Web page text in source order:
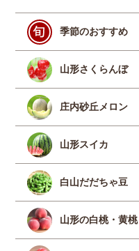
季節のおすすめ
山形さくらんぼ
庄内砂丘メロン
山形スイカ
白山だだちゃ豆
山形の白桃・黄桃